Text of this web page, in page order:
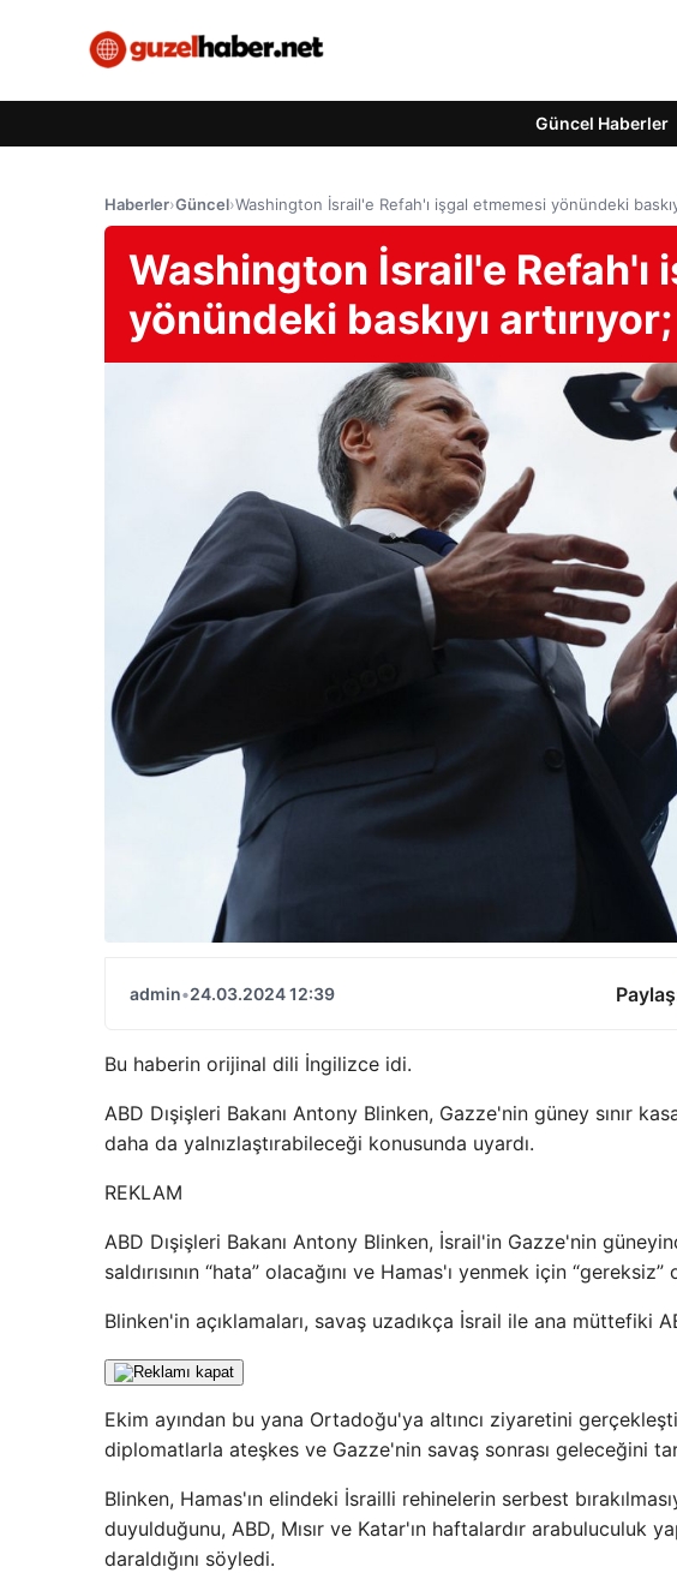
Güncel Haberler
Haberler›Güncel›Washington İsrail'e Refah'ı işgal etmemesi yönündeki
Washington İsrail'e Refah'ı
yönündeki baskıyı
admin•24.03.2024 12:39
Bu haberin orijinal dili İngilizce idi.
ABD Dışişleri Bakanı Antony Blinken, Gazze'nin güney sınır
daha da yalnızlaştırabileceği konusunda uyardı.
REKLAM
ABD Dışişleri Bakanı Antony Blinken, İsrail'in Gazze'nin
saldırısının “hata” olacağını ve Hamas'ı yenmek için “gereksiz”
Blinken'in açıklamaları, savaş uzadıkça İsrail ile ana müttefiki
Ekim ayından bu yana Ortadoğu'ya altıncı ziyaretini
diplomatlarla ateşkes ve Gazze'nin savaş sonrası geleceğini
Blinken, Hamas'ın elindeki İsrailli rehinelerin serbest
duyulduğunu, ABD, Mısır ve Katar'ın haftalardır arabuluculuk
daraldığını söyledi.